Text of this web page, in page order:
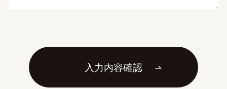
入力内容確認